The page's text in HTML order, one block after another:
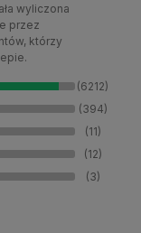
wyliczona
przez
którzy
(6212)
(394)
(11)
(12)
(3)